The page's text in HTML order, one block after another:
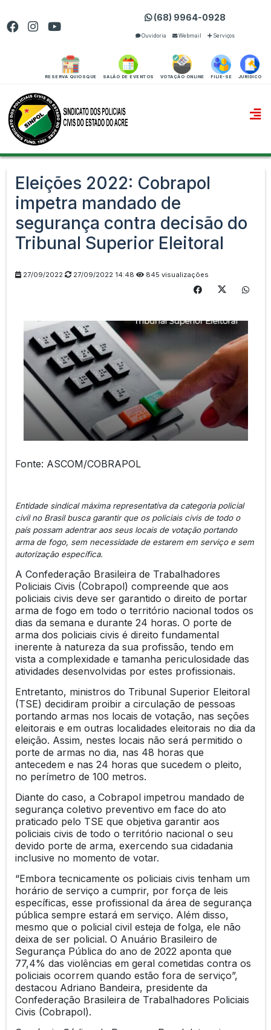
(68) 9964-0928
Ouvidoria Webmail Serviços
RESERVA QUIOSQUE SALÃO DE EVENTOS VOTAÇÃO ONLINE FILIE-SE JURIDICO
Eleições 2022: Cobrapol
impetra mandado de
segurança contra decisão do
Tribunal Superior Eleitoral
27/09/2022 27/09/2022 14:48 845 visualizações
Fonte: ASCOM/COBRAPOL
Entidade sindical máxima representativa da categoria policial
civil no Brasil busca garantir que os policiais civis de todo o
país possam adentrar aos seus locais de votação portando
arma de fogo, sem necessidade de estarem em serviço e sem
autorização específica.
A Confederação Brasileira de Trabalhadores
Policiais Civis (Cobrapol) compreende que aos
policiais civis deve ser garantido o direito de portar
arma de fogo em todo o território nacional todos os
dias da semana e durante 24 horas. O porte de
arma dos policiais civis é direito fundamental
inerente à natureza da sua profissão, tendo em
vista a complexidade e tamanha periculosidade das
atividades desenvolvidas por estes profissionais.
Entretanto, ministros do Tribunal Superior Eleitoral
(TSE) decidiram proibir a circulação de pessoas
portando armas nos locais de votação, nas seções
eleitorais e em outras localidades eleitorais no dia da
eleição. Assim, nestes locais não será permitido o
porte de armas no dia, nas 48 horas que
antecedem e nas 24 horas que sucedem o pleito,
no perímetro de 100 metros.
Diante do caso, a Cobrapol impetrou mandado de
segurança coletivo preventivo em face do ato
praticado pelo TSE que objetiva garantir aos
policiais civis de todo o território nacional o seu
devido porte de arma, exercendo sua cidadania
inclusive no momento de votar.
“Embora tecnicamente os policiais civis tenham um
horário de serviço a cumprir, por força de leis
específicas, esse profissional da área de segurança
pública sempre estará em serviço. Além disso,
mesmo que o policial civil esteja de folga, ele não
deixa de ser policial. O Anuário Brasileiro de
Segurança Pública do ano de 2022 aponta que
77,4% das violências em geral cometidas contra os
policiais ocorrem quando estão fora de serviço”,
destacou Adriano Bandeira, presidente da
Confederação Brasileira de Trabalhadores Policiais
Civis (Cobrapol).